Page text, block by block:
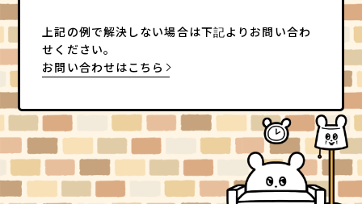
上記の例で解決しない場合は下記よりお問い合わ
せください。
お問い合わせはこちら